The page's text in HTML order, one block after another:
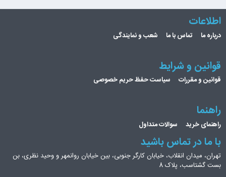
اطلاعات
درباره ما تماس با ما شعب و نمایندگی
قوانین و شرایط
قوانین و مقررات سیاست حفظ حریم خصوصی
راهنما
راهنمای خرید سوالات متداول
با ما در تماس باشید
تهران، میدان انقلاب، خیابان کارگر جنوبی، بین خیابان روانمهر و وحید نظری، بن
بست گشتاسب، پلاک 8